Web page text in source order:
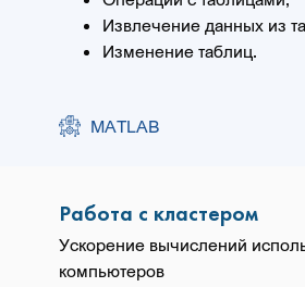
Извлечение данных из
Изменение таблиц.
MATLAB
Работа с кластером
Ускорение вычислений
компьютеров